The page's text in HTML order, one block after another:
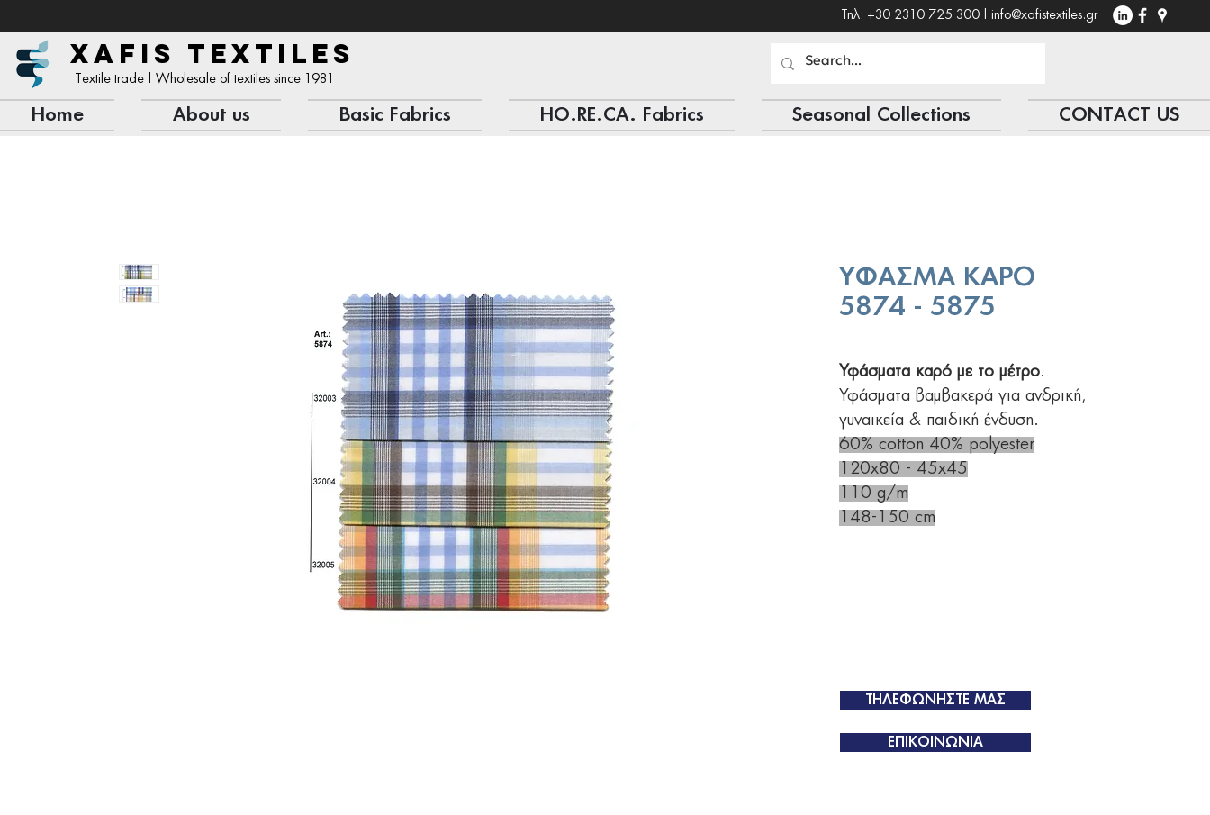
Τηλ: +30 2310 725 300 | info@xafistextiles.gr
XAFIS TEXTILES
Textile trade | Wholesale of textiles since 1981
Home About us Basic Fabrics HO.RE.CA. Fabrics Seasonal Collections CONTACT US
ΥΦΑΣΜΑ ΚΑΡΟ
5874 - 5875
Υφάσματα καρό με το μέτρο.
Υφάσματα βαμβακερά για ανδρική,
γυναικεία & παιδική ένδυση.
60% cotton 40% polyester
120x80 - 45x45
110 g/m
148-150 cm
ΕΠΙΚΟΙΝΩΝΙΑ
ΤΗΛΕΦΩΝΗΣΤΕ ΜΑΣ